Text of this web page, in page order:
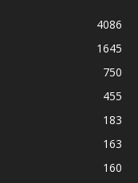
4086
1645
750
455
183
163
160